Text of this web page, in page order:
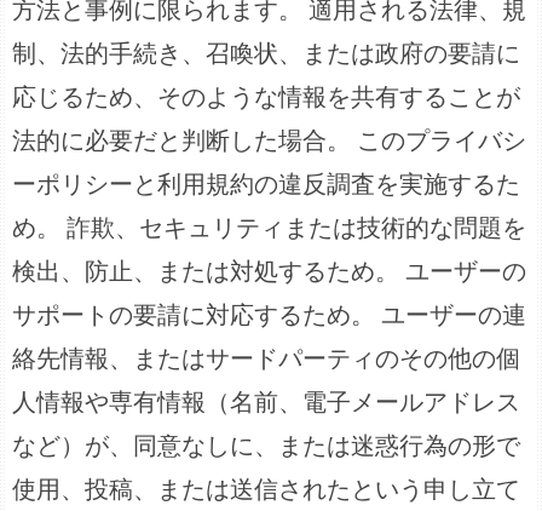
方法と事例に限られます。 適用される法律、規
制、法的手続き、召喚状、または政府の要請に
応じるため、そのような情報を共有することが
法的に必要だと判断した場合。 このプライバシ
ーポリシーと利用規約の違反調査を実施するた
め。 詐欺、セキュリティまたは技術的な問題を
検出、防止、または対処するため。 ユーザーの
サポートの要請に対応するため。 ユーザーの連
絡先情報、またはサードパーティのその他の個
人情報や専有情報（名前、電子メールアドレス
など）が、同意なしに、または迷惑行為の形で
使用、投稿、または送信されたという申し立て